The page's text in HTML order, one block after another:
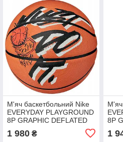
М'яч баскетбольний Nike
EVERYDAY PLAYGROUND
8P GRAPHIC DEFLATED
1 980₴
М'яч
8P
1